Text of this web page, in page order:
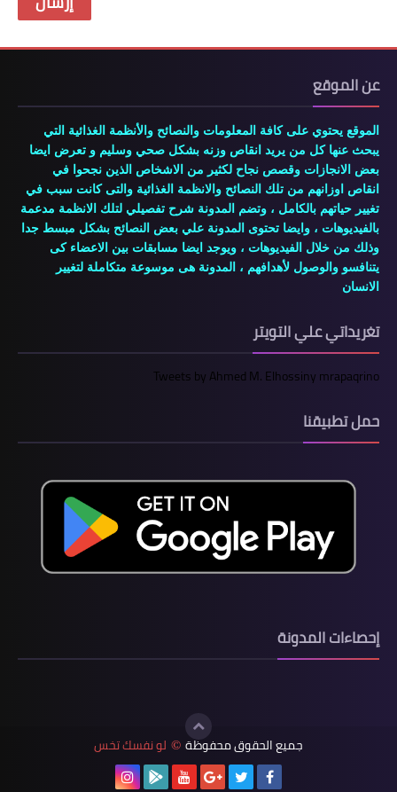
عن الموقع
الموقع يحتوي على كافة المعلومات والنصائح والأنظمة الغذائية التي
يبحث عنها كل من يريد انقاص وزنه بشكل صحي وسليم و تعرض ايضا
بعض الانجازات وقصص نجاح لكثير من الاشخاص الذين نجحوا في
انقاص اوزانهم من تلك النصائح والانظمة الغذائية والتى كانت سبب في
تغيير حياتهم بالكامل ، وتضم المدونة شرح تفصيلي لتلك الانظمة مدعمة
بالفيديوهات ، وايضا تحتوى المدونة علي بعض النصائح بشكل مبسط جدا
وذلك من خلال الفيديوهات ، ويوجد ايضا مسابقات بين الاعضاء كى
يتنافسو والوصول لأهدافهم ، المدونة هى موسوعة متكاملة لتغيير
الانسان
تغريداتي علي التويتر
Tweets by Ahmed M. Elhossiny mrapaqrino
حمل تطبيقنا
إحصاءات المدونة
جميع الحقوق محفوظة © لو نفسك تخس